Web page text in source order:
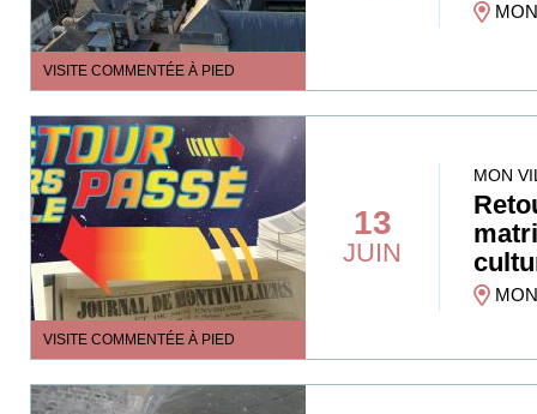
VISITE COMMENTÉE À PIED
VISITE COMMENTÉE À PIED
13
JUIN
MON